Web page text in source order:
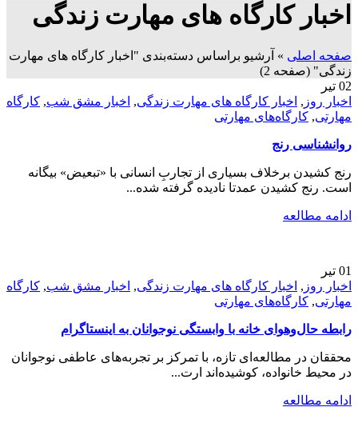
اخبار کارگاه های مهارت زندگی
صفحه اصلی » آرشیو براساس دسته‌بندی "اخبار کارگاه های مهارت
زندگی" (صفحه 2)
02 تیر
اخبار روز , اخبار کارگاه های مهارت زندگی, اخبار مشق شب, کارگاه
مهارتی, کارگاه‌های مهارتی
روانشناسی رنج
رنج کشیدن برخلاف بسیاری از تجاربِ انسانی با «تبعیض» بیگانه
است. رنج کشیدن عمدتا نادیده گرفته شده...
ادامه مطالعه
01 تیر
اخبار روز , اخبار کارگاه های مهارت زندگی, اخبار مشق شب, کارگاه
مهارتی, کارگاه‌های مهارتی
رابطه حال‌وهوای خانه با وابستگی نوجوانان به اینستاگرام
محققان در مطالعه‌ای تازه، با تمرکز بر تجربه‌های عاطفی نوجوانان
در محیط خانواده، کوشیده‌اند ارت...
ادامه مطالعه